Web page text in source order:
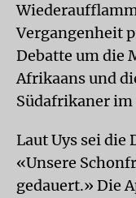
Vergangenheit
Debatte um die
Afrikaans und
Südafrikaner im
Laut Uys sei
«Unsere
gedauert.» Die